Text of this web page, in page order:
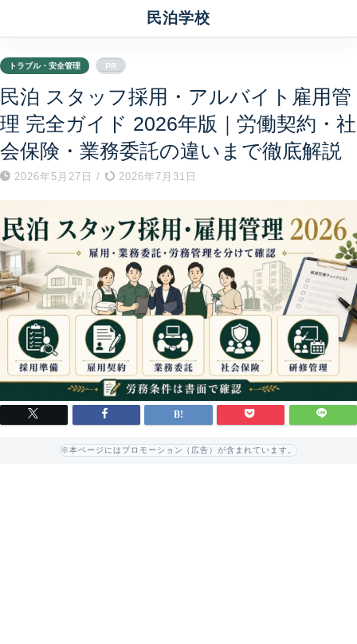
民泊学校
トラブル・安全管理 PR
民泊 スタッフ採用・アルバイト雇用管
理 完全ガイド 2026年版｜労働契約・社
会保険・業務委託の違いまで徹底解説
2026年5月27日 / 2026年7月31日
※本ページにはプロモーション（広告）が含まれています。